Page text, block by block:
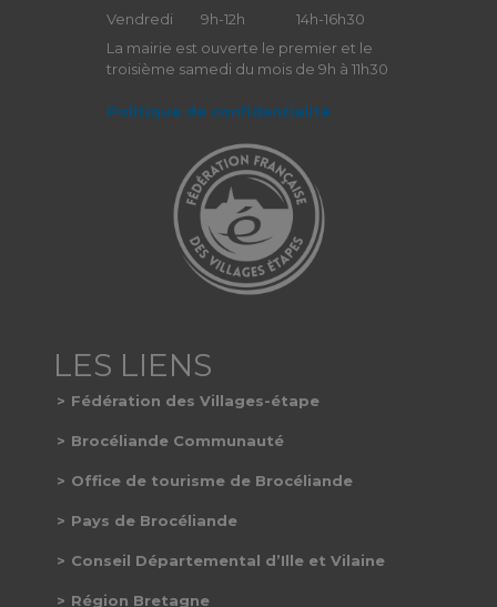
Vendredi
9h-12h
14h-16h30
La mairie est ouverte le premier et le
troisième samedi du mois de 9h à 11h30
Politique de confidentialité
Fédération des Villages-étape
Brocéliande Communauté
Office de tourisme de Brocéliande
Pays de Brocéliande
Conseil Départemental d’Ille et Vilaine
Région Bretagne